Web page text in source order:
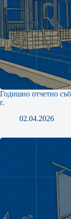
Годишно отчетно
г.
02.04.2026